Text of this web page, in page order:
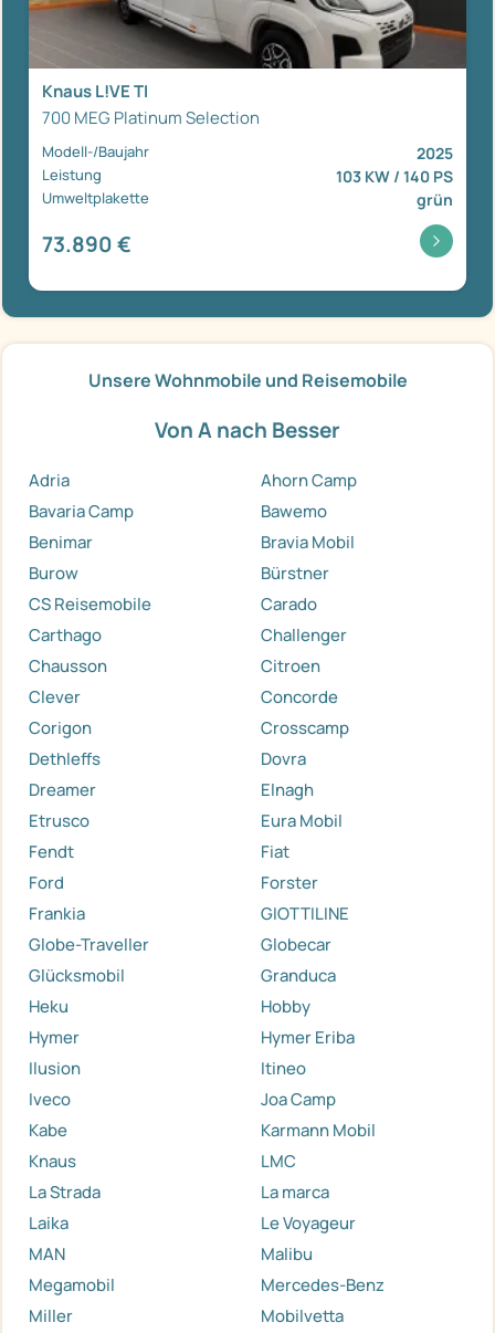
Knaus L!VE TI
700 MEG Platinum Selection
Modell-/Baujahr 2025
Leistung 103 KW / 140 PS
Umweltplakette grün
73.890 €
Unsere Wohnmobile und Reisemobile
Von A nach Besser
Adria
Ahorn Camp
Bavaria Camp
Bawemo
Benimar
Bravia Mobil
Burow
Bürstner
CS Reisemobile
Carado
Carthago
Challenger
Chausson
Citroen
Clever
Concorde
Corigon
Crosscamp
Dethleffs
Dovra
Dreamer
Elnagh
Etrusco
Eura Mobil
Fendt
Fiat
Ford
Forster
Frankia
GIOTTILINE
Globe-Traveller
Globecar
Glücksmobil
Granduca
Heku
Hobby
Hymer
Hymer Eriba
Ilusion
Itineo
Iveco
Joa Camp
Kabe
Karmann Mobil
Knaus
LMC
La Strada
La marca
Laika
Le Voyageur
MAN
Malibu
Megamobil
Mercedes-Benz
Miller
Mobilvetta